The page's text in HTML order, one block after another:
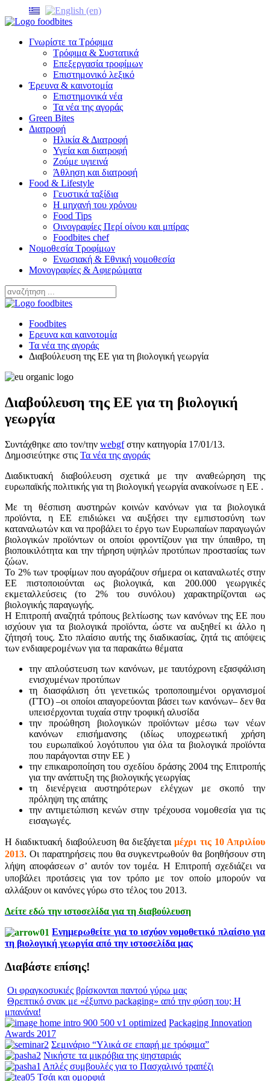
Γνωρίστε τα Τρόφιμα
Τρόφιμα & Συστατικά
Επεξεργασία τροφίμων
Επιστημονικό λεξικό
Έρευνα & καινοτομία
Επιστημονικά νέα
Τα νέα της αγοράς
Green Bites
Διατροφή
Ηλικία & Διατροφή
Υγεία και διατροφή
Ζούμε υγιεινά
Άθληση και διατροφή
Food & Lifestyle
Γευστικά ταξίδια
Η μηχανή του χρόνου
Food Tips
Οινογραφίες Περί οίνου και μπίρας
Foodbites chef
Νομοθεσία Τροφίμων
Ενωσιακή & Εθνική νομοθεσία
Μονογραφίες & Αφιερώματα
Foodbites
Ερευνα και καινοτομία
Τα νέα της αγοράς
Διαβούλευση της ΕΕ για τη βιολογική γεωργία
Διαβούλευση της ΕΕ για τη βιολογική
γεωργία
Συντάχθηκε απο τον/την webgfστην κατηγορία 17/01/13.
Δημοσιεύτηκε στις Τα νέα της αγοράς
Διαδικτυακή διαβούλευση σχετικά με την αναθεώρηση της
ευρωπαϊκής πολιτικής για τη βιολογική γεωργία ανακοίνωσε η ΕΕ .
Με τη θέσπιση αυστηρών κοινών κανόνων για τα βιολογικά
προϊόντα, η ΕΕ επιδιώκει να αυξήσει την εμπιστοσύνη των
καταναλωτών και να προβάλει το έργο των Ευρωπαίων παραγωγών
βιολογικών προϊόντων οι οποίοι φροντίζουν για την ύπαιθρο, τη
βιοποικιλότητα και την τήρηση υψηλών προτύπων προστασίας των
ζώων.
Το 2% των τροφίμων που αγοράζουν σήμερα οι καταναλωτές στην
ΕΕ πιστοποιούνται ως βιολογικά, και 200.000 γεωργικές
εκμεταλλεύσεις (το 2% του συνόλου) χαρακτηρίζονται ως
βιολογικής παραγωγής.
Η Επιτροπή αναζητά τρόπους βελτίωσης των κανόνων της ΕΕ που
ισχύουν για τα βιολογικά προϊόντα, ώστε να αυξηθεί κι άλλο η
ζήτησή τους. Στο πλαίσιο αυτής της διαδικασίας, ζητά τις απόψεις
των ενδιαφερομένων για τα παρακάτω θέματα
την απλούστευση των κανόνων, με ταυτόχρονη εξασφάλιση
ενισχυμένων προτύπων
τη διασφάλιση ότι γενετικώς τροποποιημένοι οργανισμοί
(ΓΤΟ) –οι οποίοι απαγορεύονται βάσει των κανόνων– δεν θα
υπεισέρχονται τυχαία στην τροφική αλυσίδα
την προώθηση βιολογικών προϊόντων μέσω των νέων
κανόνων επισήμανσης (ιδίως υποχρεωτική χρήση
του ευρωπαϊκού λογότυπου για όλα τα βιολογικά προϊόντα
που παράγονται στην ΕΕ )
την επικαιροποίηση του σχεδίου δράσης 2004 της Επιτροπής
για την ανάπτυξη της βιολογικής γεωργίας
τη διενέργεια αυστηρότερων ελέγχων με σκοπό την
πρόληψη της απάτης
την αντιμετώπιση κενών στην τρέχουσα νομοθεσία για τις
εισαγωγές.
Η διαδικτυακή διαβούλευση θα διεξάγεταιμέχρι τις 10 Απριλίου
2013. Οι παρατηρήσεις που θα συγκεντρωθούν θα βοηθήσουν στη
λήψη αποφάσεων σ’ αυτόν τον τομέα. Η Επιτροπή σχεδιάζει να
υποβάλει προτάσεις για τον τρόπο με τον οποίο μπορούν να
αλλάξουν οι κανόνες γύρω στο τέλος του 2013.
Δείτε εδώ την ιστοσελίδα για τη διαβούλευση
Ενημερωθείτε για το ισχύον νομοθετικό πλαίσιο για
τη βιολογική γεωργία από την ιστοσελίδα μας
Διαβάστε επίσης!
Οι φραγκοσυκιές βρίσκονται παντού γύρω μας
Θρεπτικό σνακ με «έξυπνο packaging» από την φύση του; Η
μπανάνα!
Packaging Innovation
Awards 2017
Σεμινάριο “Υλικά σε επαφή με τρόφιμα”
Νικήστε τα μικρόβια της ψησταριάς
Απλές συμβουλές για το Πασχαλινό τραπέζι
Τσάι και ομορφιά